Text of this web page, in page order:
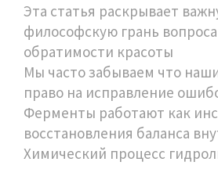
Эта статья раскрывает
философскую грань
обратимости красоты
Мы часто забываем что
право на исправление
Ферменты работают как
восстановления баланса
Химический процесс